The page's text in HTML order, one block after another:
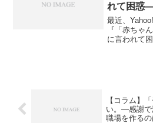
れて困惑
度”を選ぶ
最近、
『「赤ちゃ
に言われて
【コラム】
い。―感謝で
職場を作る